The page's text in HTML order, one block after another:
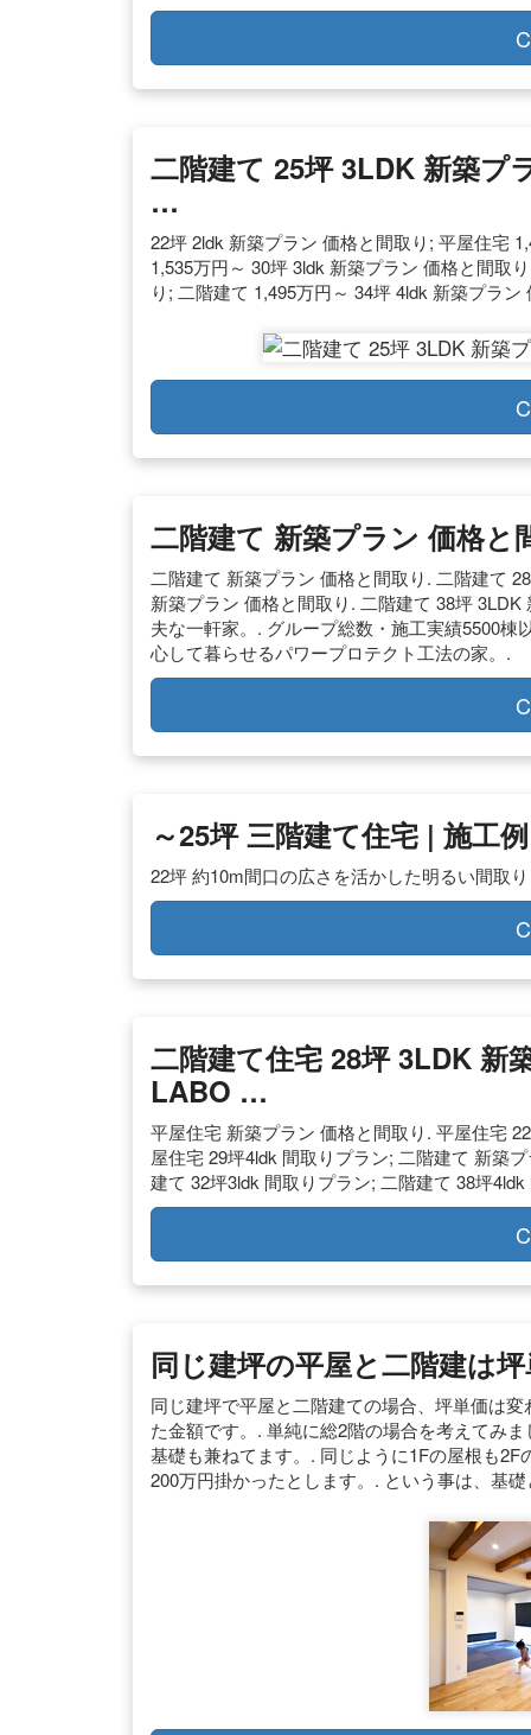
二階建て 25坪 3LDK 新築プ
…
22坪 2ldk 新築プラン 価格と間取り; 平屋住宅
1,535万円～ 30坪 3ldk 新築プラン 価格と間取
り; 二階建て 1,495万円～ 34坪 4ldk 新築プラン
二階建て 新築プラン 価格
二階建て 新築プラン 価格と間取り. 二階建て
新築プラン 価格と間取り. 二階建て 38坪
夫な一軒家。. グループ総数・施工実績5500
心して暮らせるパワープロテクト工法の家。.
～25坪 三階建て住宅 | 施工
22坪 約10m間口の広さを活かした明るい間取
二階建て住宅 28坪 3LDK 新
LABO …
平屋住宅 新築プラン 価格と間取り. 平屋住宅
屋住宅 29坪4ldk 間取りプラン; 二階建て 新築
建て 32坪3ldk 間取りプラン; 二階建て 38坪
同じ建坪の平屋と二階建は
同じ建坪で平屋と二階建ての場合、坪単価は
た金額です。. 単純に総2階の場合を考えてみ
基礎も兼ねてます。. 同じように1Fの屋根も
200万円掛かったとします。. という事は、基